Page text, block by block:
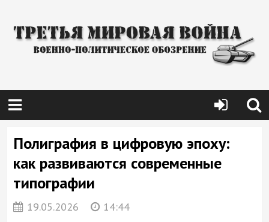
Полиграфия в цифровую эпоху:
как развиваются современные
типографии
19.05.2026 14:44